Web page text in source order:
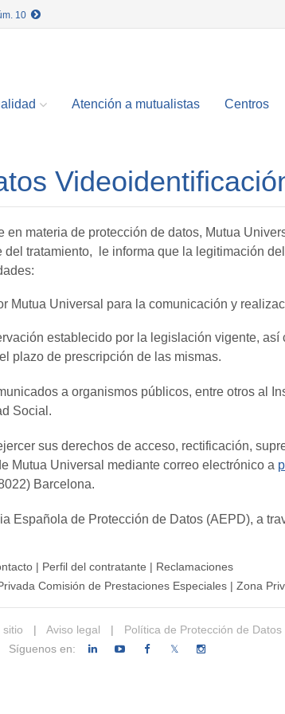
10
Atención a mutualistas Centros
materia de protección de datos, Mutua
tratamiento, le informa que la legitimación
Mutua Universal para la comunicación y
establecido por la legislación vigente,
plazo de prescripción de las mismas.
a organismos públicos, entre otros al
Social.
sus derechos de acceso, rectificación,
Mutua Universal mediante correo electrónico a
Barcelona.
Española de Protección de Datos (AEPD), a
| Perfil del contratante | Reclamaciones
Comisión de Prestaciones Especiales | Zona
sitio | Aviso legal | Política de Protección de Datos
Síguenos en:
𝕏